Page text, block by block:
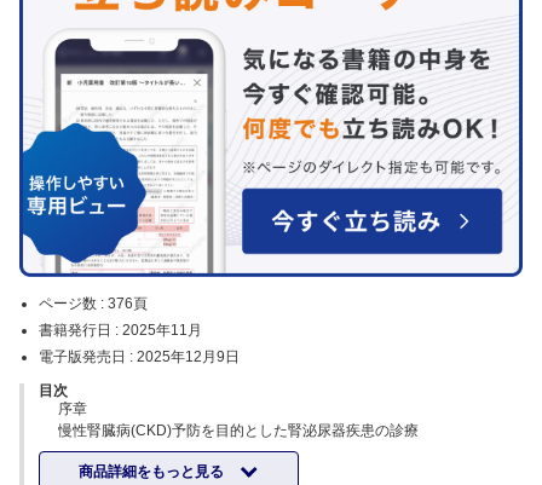
ページ数 : 376頁
書籍発行日 : 2025年11月
電子版発売日 : 2025年12月9日
目次
序章
慢性腎臓病(CKD)予防を目的とした腎泌尿器疾患の診療
1章 発症機序を理解するための知識
腎・尿管・膀胱・尿道の発生とその異常
商品詳細をもっと見る